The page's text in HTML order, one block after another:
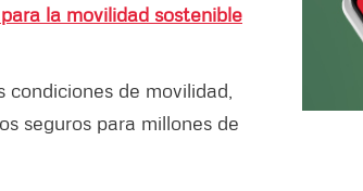
la movilidad sostenible
de movilidad,
seguros para millones de